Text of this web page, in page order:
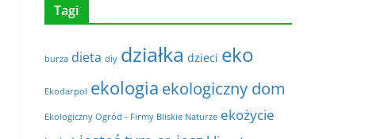
Tagi
burza dieta diy działka dzieci eko
Ekodarpol ekologia ekologiczny dom
Ekologiczny Ogród - Firmy Bliskie Naturze ekożycie